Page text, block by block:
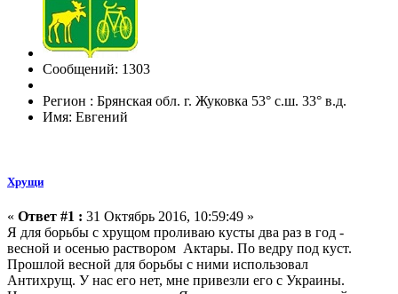
Сообщений: 1303
Регион : Брянская обл. г. Жуковка 53° с.ш. 33° в.д.
Имя: Евгений
Хрущи
« Ответ #1 : 31 Октябрь 2016, 10:59:49 »
Я для борьбы с хрущом проливаю кусты два раз в год -
весной и осенью раствором Актары. По ведру под куст.
Прошлой весной для борьбы с ними использовал
Антихрущ. У нас его нет, мне привезли его с Украины.